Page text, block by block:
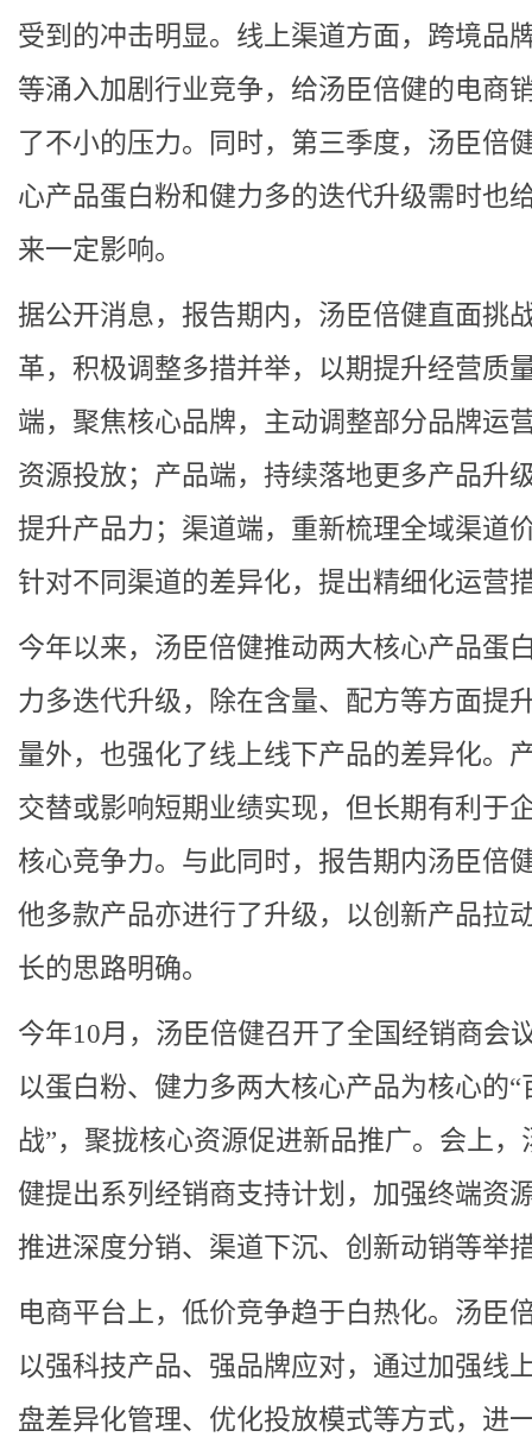
受到的冲击明显。线上渠道方面，跨境品
等涌入加剧行业竞争，给汤臣倍健的电商
了不小的压力。同时，第三季度，汤臣倍
心产品蛋白粉和健力多的迭代升级需时也
来一定影响。
据公开消息，报告期内，汤臣倍健直面挑
革，积极调整多措并举，以期提升经营质
端，聚焦核心品牌，主动调整部分品牌运
资源投放；产品端，持续落地更多产品升
提升产品力；渠道端，重新梳理全域渠道
针对不同渠道的差异化，提出精细化运营
今年以来，汤臣倍健推动两大核心产品蛋
力多迭代升级，除在含量、配方等方面提
量外，也强化了线上线下产品的差异化。
交替或影响短期业绩实现，但长期有利于
核心竞争力。与此同时，报告期内汤臣倍
他多款产品亦进行了升级，以创新产品拉
长的思路明确。
今年10月，汤臣倍健召开了全国经销商会
以蛋白粉、健力多两大核心产品为核心的“
战”，聚拢核心资源促进新品推广。会上，
健提出系列经销商支持计划，加强终端资
推进深度分销、渠道下沉、创新动销等举
电商平台上，低价竞争趋于白热化。汤臣
以强科技产品、强品牌应对，通过加强线
盘差异化管理、优化投放模式等方式，进